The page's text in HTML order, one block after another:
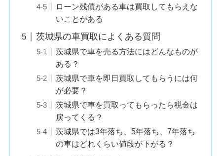
ローン残債がある車は買取してもらえな
いことがある
茨城県の車買取によくある質問
茨城県で車を売る方法にはどんなものが
ある？
茨城県で車を即日買取してもらうには何
が必要？
茨城県で車を買取ってもらったら税金は
戻ってくる？
茨城県では3年落ち、5年落ち、7年落ち
の車はどれくらい値段が下がる？